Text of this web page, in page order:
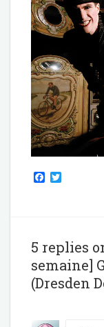
F
o
k
r
5 replies
semaine]
(Dresden